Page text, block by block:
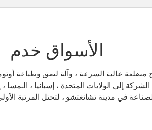
الأسواق خدم
عالية السرعة ، وآلة لصق وطباعة
في مدينة تشانغتشو ، لتحتل المرتبة الأولى من حيث